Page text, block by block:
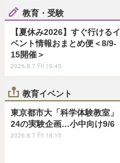
教育・受験
【夏休み2026】すぐ行けるイ
ベント情報おまとめ便＜8/9-
15開催＞
2026.8.7 Fri 19:45
教育イベント
東京都市大「科学体験教室」
24の実験企画…小中向け9/6
2026.8.7 Fri 18:15